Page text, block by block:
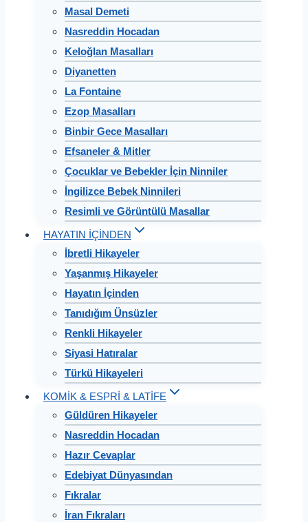
Masal Demeti
Nasreddin Hocadan
Keloğlan Masalları
Diyanetten
La Fontaine
Ezop Masalları
Binbir Gece Masalları
Efsaneler & Mitler
Çocuklar ve Bebekler İçin Ninniler
İngilizce Bebek Ninnileri
Resimli ve Görüntülü Masallar
HAYATIN İÇİNDEN
İbretli Hikayeler
Yaşanmış Hikayeler
Hayatın İçinden
Tanıdığım Ünsüzler
Renkli Hikayeler
Siyasi Hatıralar
Türkü Hikayeleri
KOMİK & ESPRİ & LATİFE
Güldüren Hikayeler
Nasreddin Hocadan
Hazır Cevaplar
Edebiyat Dünyasından
Fıkralar
İran Fıkraları